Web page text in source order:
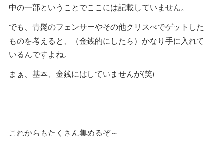
中の一部ということでここには記載していません。
でも、青髭のフェンサーやその他クリスぺでゲットした
ものを考えると、（金銭的にしたら）かなり手に入れて
いるんですよね。
まぁ、基本、金銭にはしていませんが(笑)
これからもたくさん集めるぞ～